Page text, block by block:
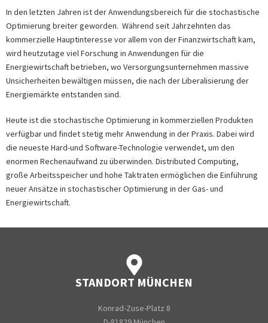
In den letzten Jahren ist der Anwendungsbereich für die stochastische
Optimierung breiter geworden. Während seit Jahrzehnten das
kommerzielle Hauptinteresse vor allem von der Finanzwirtschaft kam,
wird heutzutage viel Forschung in Anwendungen für die
Energiewirtschaft betrieben, wo Versorgungsunternehmen massive
Unsicherheiten bewältigen müssen, die nach der Liberalisierung der
Energiemärkte entstanden sind.
Heute ist die stochastische Optimierung in kommerziellen Produkten
verfügbar und findet stetig mehr Anwendung in der Praxis. Dabei wird
die neueste Hard-und Software-Technologie verwendet, um den
enormen Rechenaufwand zu überwinden. Distributed Computing,
große Arbeitsspeicher und hohe Taktraten ermöglichen die Einführung
neuer Ansätze in stochastischer Optimierung in der Gas- und
Energiewirtschaft.
STANDORT MÜNCHEN
Konrad-Zuse-Platz 8